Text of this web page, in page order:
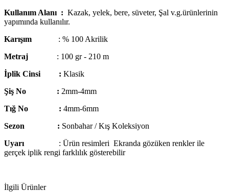
Kullanım Alanı : Kazak, yelek, bere, süveter, Şal v.g.ürünlerinin
yapımında kullanılır.
Karışım
: % 100 Akrilik
Metraj : 100 gr - 210 m
İplik Cinsi : Klasik
Şiş No : 2mm-4mm
Tığ No : 4mm-6mm
Sezon : Sonbahar / Kış Koleksiyon
Uyarı : Ürün resimleri Ekranda gözüken renkler ile
gerçek iplik rengi farklılık gösterebilir
İlgili Ürünler